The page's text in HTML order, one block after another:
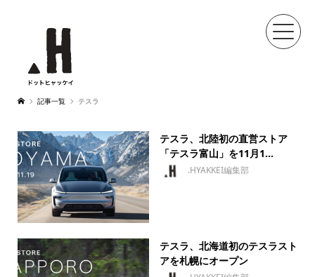
記事一覧 テスラ
テスラ、北陸初の直営ストア
「テスラ富山」を11月1...
.HYAKKEI編集部
テスラ、北海道初のテスラスト
アを札幌にオープン